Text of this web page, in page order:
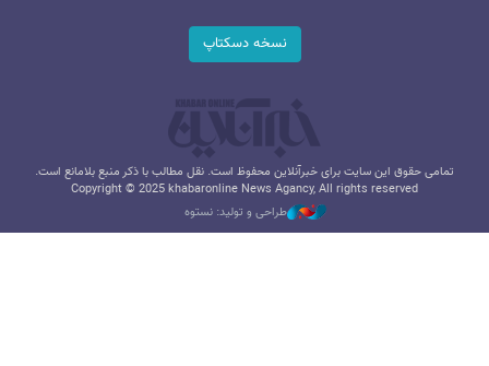
نسخه دسکتاپ
تمامی حقوق این سایت برای خبرآنلاین محفوظ است. نقل مطالب با ذکر منبع بلامانع است.
Copyright © 2025 khabaronline News Agancy, All rights reserved
طراحی و تولید: نستوه